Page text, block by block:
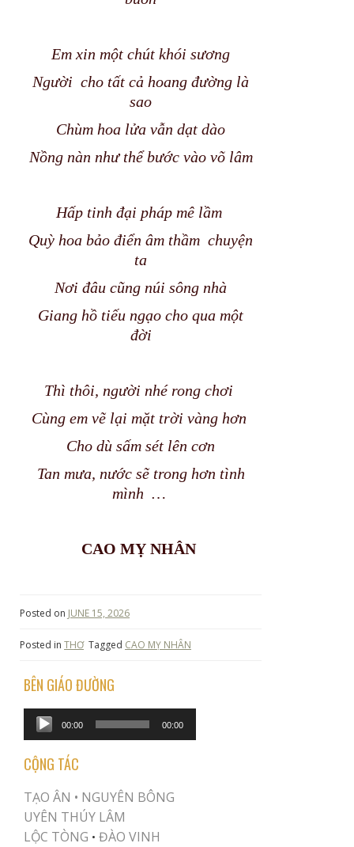
Em xin một chút khói sương
Người cho tất cả hoang đường là
sao
Chùm hoa lửa vẫn dạt dào
Nồng nàn như thể bước vào võ lâm
Hấp tinh đại pháp mê lầm
Quỳ hoa bảo điển âm thầm chuyện
ta
Nơi đâu cũng núi sông nhà
Giang hồ tiếu ngạo cho qua một
đời
Thì thôi, người nhé rong chơi
Cùng em vẽ lại mặt trời vàng hơn
Cho dù sấm sét lên cơn
Tan mưa, nước sẽ trong hơn tình
mình …
CAO MỴ NHÂN
Posted on JUNE 15, 2026
Posted in THƠ Tagged CAO MỴ NHÂN
BÊN GIÁO ĐƯỜNG
Audio
Player
00:00 00:00
CỘNG TÁC
TẠO ÂN • NGUYÊN BÔNG
UYÊN THÚY LÂM
LỘC TÒNG • ĐÀO VINH